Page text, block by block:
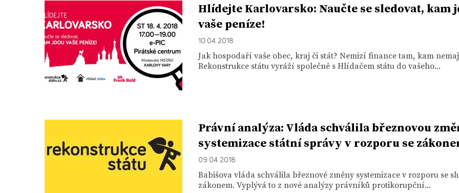
Hlídejte Karlovarsko: Naučte se sledovat, kam
vaše peníze!
10. 04. 2018
Jak hospodaří vaše obec, kraj či stát? Nemizí finance tam, kam
Rekonstrukce státu vyráží společně s Hlídačem státu do vašeho...
Právní analýza: Vláda schválila březnovou
systemizace státní správy v rozporu se
09. 04. 2018
Babišova vláda schválila březnové změny systemizace v rozporu se
zákonem. Vyplývá to z nové analýzy právníků protikorupční...